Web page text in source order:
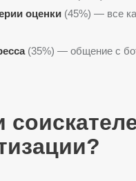
оценки(45%) — все
(35%) — общение с